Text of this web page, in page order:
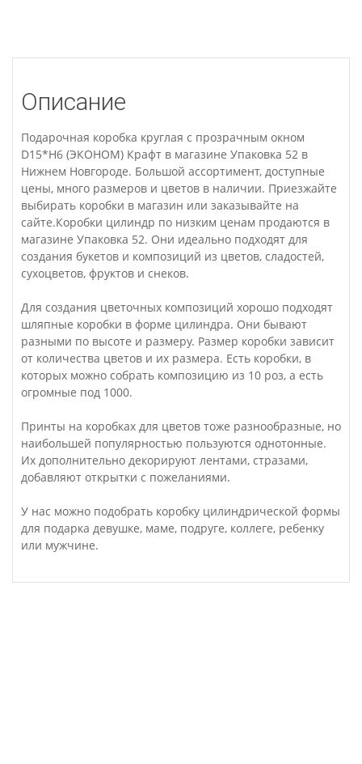
Описание
Подарочная коробка круглая с прозрачным окном
D15*H6 (ЭКОНОМ) Крафт в магазине Упаковка 52 в
Нижнем Новгороде. Большой ассортимент, доступные
цены, много размеров и цветов в наличии. Приезжайте
выбирать коробки в магазин или заказывайте на
сайте.Коробки цилиндр по низким ценам продаются в
магазине Упаковка 52. Они идеально подходят для
создания букетов и композиций из цветов, сладостей,
сухоцветов, фруктов и снеков.
Для создания цветочных композиций хорошо подходят
шляпные коробки в форме цилиндра. Они бывают
разными по высоте и размеру. Размер коробки зависит
от количества цветов и их размера. Есть коробки, в
которых можно собрать композицию из 10 роз, а есть
огромные под 1000.
Принты на коробках для цветов тоже разнообразные, но
наибольшей популярностью пользуются однотонные.
Их дополнительно декорируют лентами, стразами,
добавляют открытки с пожеланиями.
У нас можно подобрать коробку цилиндрической формы
для подарка девушке, маме, подруге, коллеге, ребенку
или мужчине.